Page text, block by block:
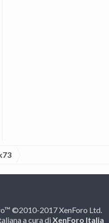
©2010-2017 XenForo Ltd.
a cura diXenForo Italia